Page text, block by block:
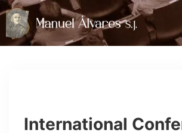
International